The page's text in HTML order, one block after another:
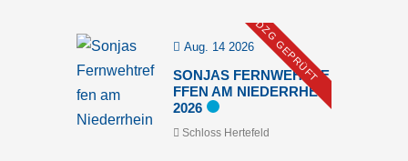
Aug. 14 2026DZG GEPRÜFT
SONJAS FERNWEHTRE
FFEN AM NIEDERRHEIN
2026
Schloss Hertefeld